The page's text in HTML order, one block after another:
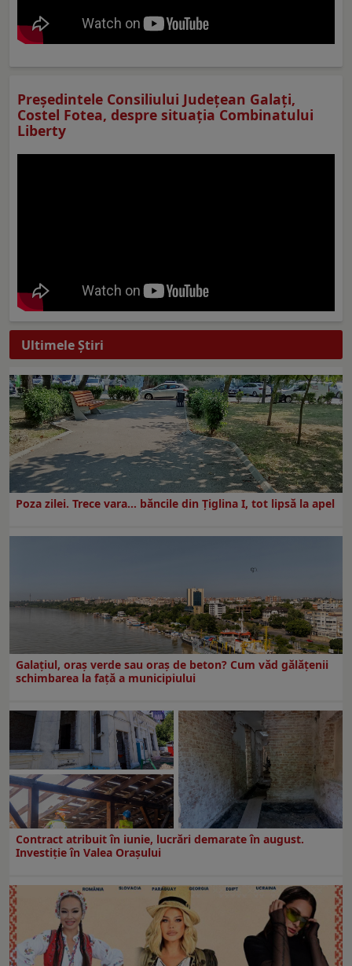
Preşedintele Consiliului Judeţean Galaţi,
Costel Fotea, despre situaţia Combinatului
Liberty
Ultimele Ştiri
Poza zilei. Trece vara… băncile din Ţiglina I, tot lipsă la apel
Galațiul, oraș verde sau oraș de beton? Cum văd gălățenii
schimbarea la față a municipiului
Contract atribuit în iunie, lucrări demarate în august.
Investiţie în Valea Oraşului